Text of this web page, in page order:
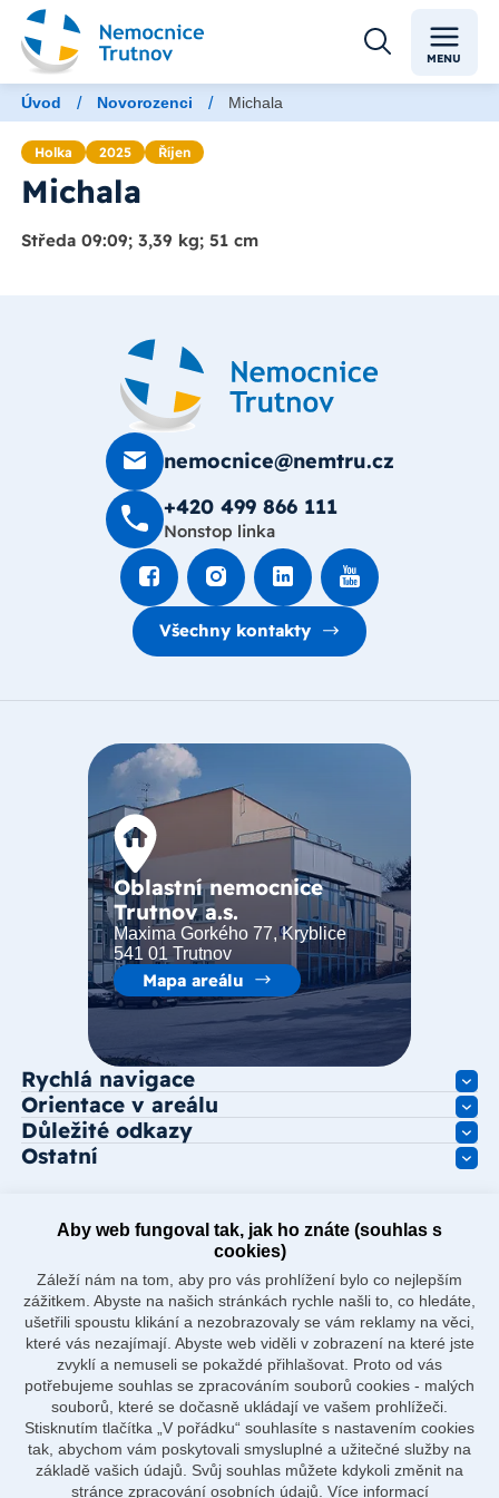
MENU
Úvod / Novorozenci / Michala
Holka 2025 Říjen
Michala
Středa 09:09; 3,39 kg; 51 cm
nemocnice@nemtru.cz
+420 499 8­66 111
Nonstop linka
Všechny kontakty
Oblastní nemocnice
Trutnov a.s.
Maxima Gorkého 77, Kryblice
541 01 Trutnov
Mapa areálu
Rychlá navigace
Orientace v areálu
Důležité odkazy
Ostatní
Aby web fungoval tak, jak ho znáte (souhlas s
cookies)
Záleží nám na tom, aby pro vás prohlížení bylo co nejlepším
zážitkem. Abyste na našich stránkách rychle našli to, co hledáte,
ušetřili spoustu klikání a nezobrazovaly se vám reklamy na věci,
které vás nezajímají. Abyste web viděli v zobrazení na které jste
zvyklí a nemuseli se pokaždé přihlašovat. Proto od vás
potřebujeme souhlas se zpracováním souborů cookies - malých
souborů, které se dočasně ukládají ve vašem prohlížeči.
Stisknutím tlačítka „V pořádku“ souhlasíte s nastavením cookies
tak, abychom vám poskytovali smysluplné a užitečné služby na
základě vašich údajů. Svůj souhlas můžete kdykoli změnit na
stránce zpracování osobních údajů. Více informací